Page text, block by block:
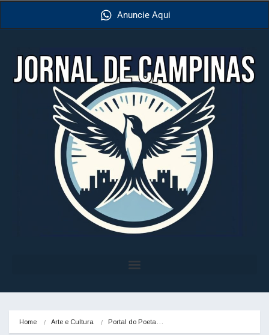
Anuncie Aqui
Home Arte e Cultura Portal do Poeta…